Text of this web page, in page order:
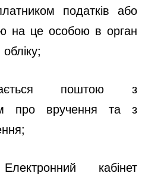
податків або
на це особою в орган
поштою з
про вручення та з
кабінет